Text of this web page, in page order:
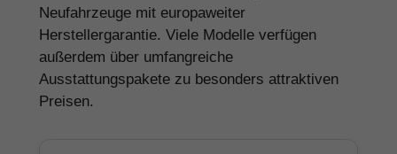
Neufahrzeuge mit europaweiter
Herstellergarantie. Viele Modelle verfügen
außerdem über umfangreiche
Ausstattungspakete zu besonders attraktiven
Preisen.